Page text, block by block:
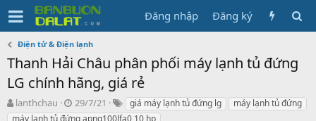
Đăng nhập Đăng ký
Điện tử & Điện lạnh
Thanh Hải Châu phân phối máy lạnh tủ đứng
LG chính hãng, giá rẻ
N
g
lanthchau
N
g
29/7/21
T
ừ
giá máy lạnh tủ đứng lg
máy lạnh tủ đứng
máy lạnh tủ đứng apnq100lfa0 10 hp